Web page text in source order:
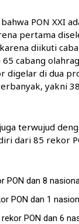
PON XXI
pertama
diikuti
cabang
digelar di dua
yakni
terwujud
dari 85 rekor
PON dan 8
PON dan 1
PON dan 6